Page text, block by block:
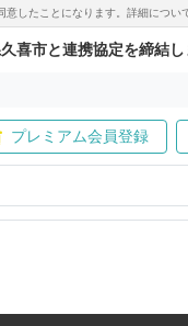
したことになります。詳細につい
喜市と連携協定を締結し
プレミアム会員登録